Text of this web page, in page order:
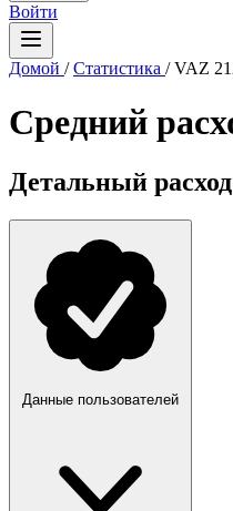
Войти
Домой / Статистика / VAZ
Средний
Детальный
Данные пользователей